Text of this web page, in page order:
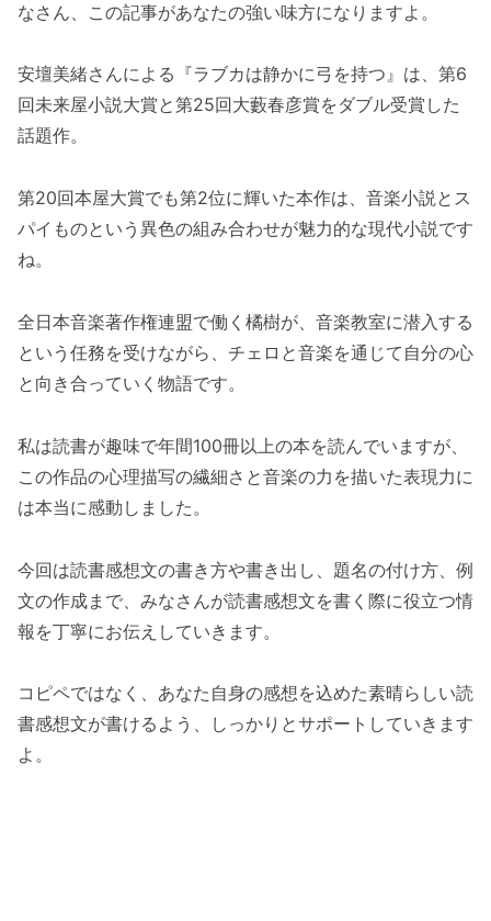
なさん、この記事があなたの強い味方になりますよ。
安壇美緒さんによる『ラブカは静かに弓を持つ』は、第6
回未来屋小説大賞と第25回大藪春彦賞をダブル受賞した
話題作。
第20回本屋大賞でも第2位に輝いた本作は、音楽小説とス
パイものという異色の組み合わせが魅力的な現代小説です
ね。
全日本音楽著作権連盟で働く橘樹が、音楽教室に潜入する
という任務を受けながら、チェロと音楽を通じて自分の心
と向き合っていく物語です。
私は読書が趣味で年間100冊以上の本を読んでいますが、
この作品の心理描写の繊細さと音楽の力を描いた表現力に
は本当に感動しました。
今回は読書感想文の書き方や書き出し、題名の付け方、例
文の作成まで、みなさんが読書感想文を書く際に役立つ情
報を丁寧にお伝えしていきます。
コピペではなく、あなた自身の感想を込めた素晴らしい読
書感想文が書けるよう、しっかりとサポートしていきます
よ。